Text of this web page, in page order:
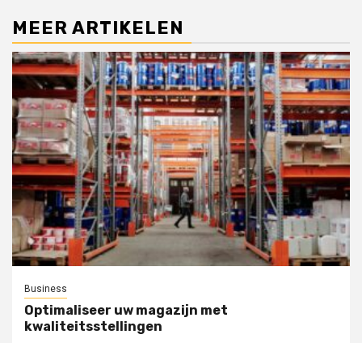
MEER ARTIKELEN
Business
Optimaliseer uw magazijn met
kwaliteitsstellingen